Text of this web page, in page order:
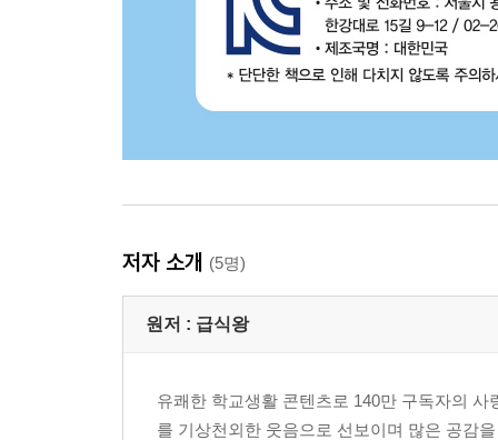
저자 소개 (5명)
원저 : 급식왕
유쾌한 학교생활 콘텐츠로 140만 구독자의
를 기상천외한 웃음으로 선보이며 많은 공감